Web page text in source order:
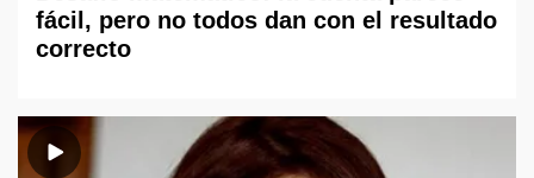
fácil, pero no todos dan con el resultado
correcto